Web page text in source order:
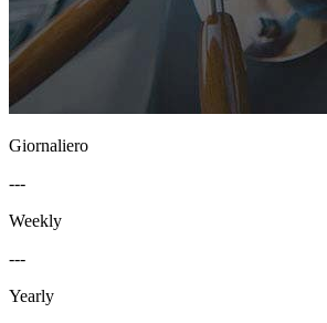
Giornaliero
---
Weekly
---
Yearly